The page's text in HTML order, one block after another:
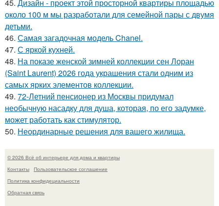
45. Дизайн - проект этой просторной квартиры площадью
около 100 м мы разработали для семейной пары с двумя
детьми.
46. Самая загадочная модель Chanel.
47. С яркой кухней.
48. На показе женской зимней коллекции сен Лоран
(Saint Laurent) 2026 года украшения стали одним из
самых ярких элементов коллекции.
49. 72-Летний пенсионер из Москвы придумал
необычную насадку для душа, которая, по его задумке,
может работать как стимулятор.
50. Неординарные решения для вашего жилища.
© 2026 Всё об интерьере для дома и квартиры
Контакты
Пользовательское соглашение
Политика конфидециальности
Обратная связь